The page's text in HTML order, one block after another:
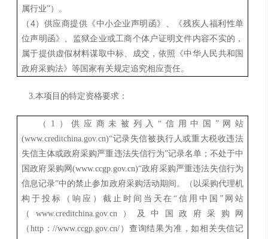
属行业”）。
（ 4）供应商提供《中小企业声明函》、《残疾人福利性单
位声明函》、监狱企业或工商个体户证明文件内容不实的，
属于提供虚假材料谋取中标、成交，依照《中华人民共和国
政府采购法》等国家有关规定追究相应责任。
3.本项目的特定资格要求：
（ 1 ）供应商未被列入“信用中国”网站
(www.creditchina.gov.cn)“记录失信被执行人或重大税收违法
失信主体或政府采购严重违法失信行为”记录名单；不处于中
国政府采购网(www.ccgp.gov.cn)“政府采购严重违法失信行为
信息记录”中的禁止参加政府采购活动期间。（以采购代理机
构于投标（响应）截止时间当天在“信用中国”网站
（www.creditchina.gov.cn）及中国政府采购网
（http：//www.ccgp.gov.cn/）查询结果为准，如相关失信记